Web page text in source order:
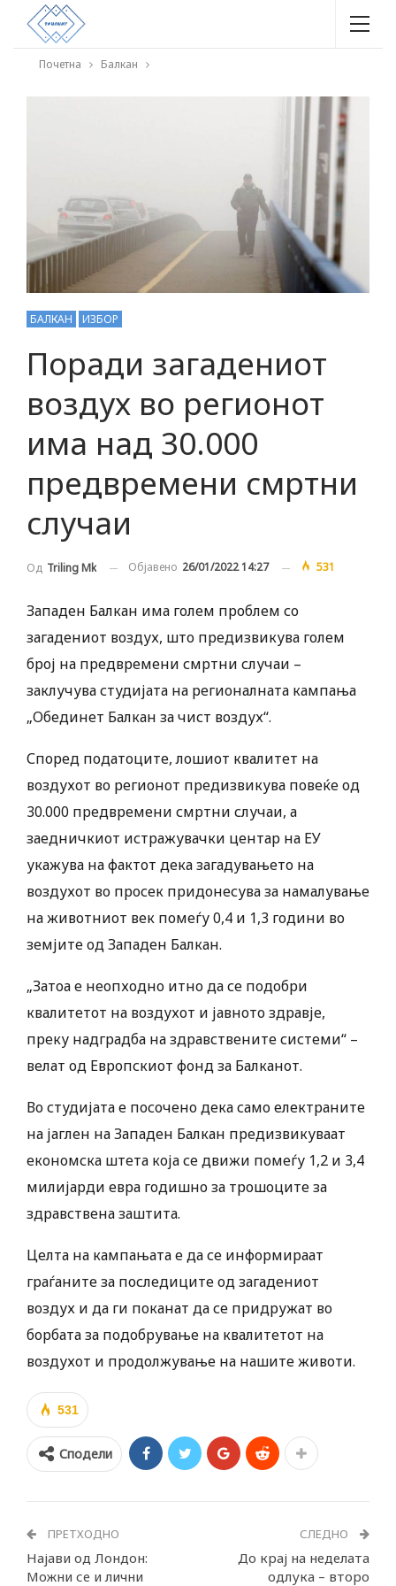
Почетна Балкан
БАЛКАН ИЗБОР
Поради загадениот
воздух во регионот
има над 30.000
предвремени смртни
случаи
Од Triling Mk Објавено 26/01/2022 14:27 531
Западен Балкан има голем проблем со
загадениот воздух, што предизвикува голем
број на предвремени смртни случаи –
заклучува студијата на регионалната кампања
„Обединет Балкан за чист воздух“.
Според податоците, лошиот квалитет на
воздухот во регионот предизвикува повеќе од
30.000 предвремени смртни случаи, а
заедничкиот истражувачки центар на ЕУ
укажува на фактот дека загадувањето на
воздухот во просек придонесува за намалување
на животниот век помеѓу 0,4 и 1,3 години во
земјите од Западен Балкан.
„Затоа е неопходно итно да се подобри
квалитетот на воздухот и јавното здравје,
преку надградба на здравствените системи“ –
велат од Европскиот фонд за Балканот.
Во студијата е посочено дека само електраните
на јаглен на Западен Балкан предизвикуваат
економска штета која се движи помеѓу 1,2 и 3,4
милијарди евра годишно за трошоците за
здравствена заштита.
Целта на кампањата е да се информираат
граѓаните за последиците од загадениот
воздух и да ги поканат да се придружат во
борбата за подобрување на квалитетот на
воздухот и продолжување на нашите животи.
531
Сподели
ПРЕТХОДНО
Најави од Лондон:
Можни се и лични
СЛЕДНО
До крај на неделата
одлука – второ